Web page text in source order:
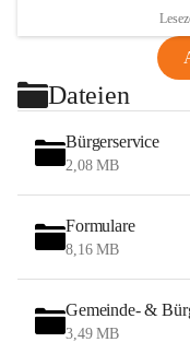
Dateien
Bürgerservice
2,08 MB
Formulare
8,16 MB
Gemeinde- &
3,49 MB